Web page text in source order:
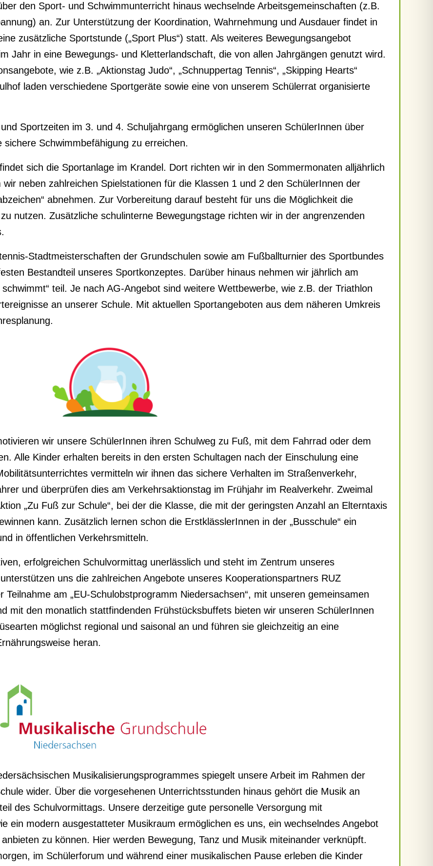
den Sport- und Schwimmunterricht hinaus wechselnde Arbeitsgemeinschaften (z.B.
an. Zur Unterstützung der Koordination, Wahrnehmung und Ausdauer findet in
zusätzliche Sportstunde („Sport Plus“) statt. Als weiteres Bewegungsangebot
Jahr in eine Bewegungs- und Kletterlandschaft, die von allen Jahrgängen genutzt wird.
wie z.B. „Aktionstag Judo“, „Schnuppertag Tennis“, „Skipping Hearts“
laden verschiedene Sportgeräte sowie eine von unserem Schülerrat organisierte
Sportzeiten im 3. und 4. Schuljahrgang ermöglichen unseren SchülerInnen über
Schwimmbefähigung zu erreichen.
sich die Sportanlage im Krandel. Dort richten wir in den Sommermonaten alljährlich
neben zahlreichen Spielstationen für die Klassen 1 und 2 den SchülerInnen der
abnehmen. Zur Vorbereitung darauf besteht für uns die Möglichkeit die
nutzen. Zusätzliche schulinterne Bewegungstage richten wir in der angrenzenden
Stadtmeisterschaften der Grundschulen sowie am Fußballturnier des Sportbundes
Bestandteil unseres Sportkonzeptes. Darüber hinaus nehmen wir jährlich am
teil. Je nach AG-Angebot sind weitere Wettbewerbe, wie z.B. der Triathlon
an unserer Schule. Mit aktuellen Sportangeboten aus dem näheren Umkreis
wir unsere SchülerInnen ihren Schulweg zu Fuß, mit dem Fahrrad oder dem
Alle Kinder erhalten bereits in den ersten Schultagen nach der Einschulung eine
vermitteln wir ihnen das sichere Verhalten im Straßenverkehr,
und überprüfen dies am Verkehrsaktionstag im Frühjahr im Realverkehr. Zweimal
„Zu Fuß zur Schule“, bei der die Klasse, die mit der geringsten Anzahl an Elterntaxis
kann. Zusätzlich lernen schon die ErstklässlerInnen in der „Busschule“ ein
in öffentlichen Verkehrsmitteln.
erfolgreichen Schulvormittag unerlässlich und steht im Zentrum unseres
uns die zahlreichen Angebote unseres Kooperationspartners RUZ
am „EU-Schulobstprogramm Niedersachsen“, mit unseren gemeinsamen
mit den monatlich stattfindenden Frühstücksbuffets bieten wir unseren SchülerInnen
möglichst regional und saisonal an und führen sie gleichzeitig an eine
heran.
Musikalisierungsprogrammes spiegelt unsere Arbeit im Rahmen der
wider. Über die vorgesehenen Unterrichtsstunden hinaus gehört die Musik an
des Schulvormittags. Unsere derzeitige gute personelle Versorgung mit
ein modern ausgestatteter Musikraum ermöglichen es uns, ein wechselndes Angebot
zu können. Hier werden Bewegung, Tanz und Musik miteinander verknüpft.
im Schülerforum und während einer musikalischen Pause erleben die Kinder